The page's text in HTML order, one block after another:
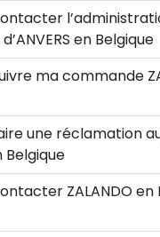
en Belgique
ma commande
une réclamation
Belgique
ZALANDO en